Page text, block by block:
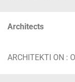
Architects
ARCHITEKTI ON :